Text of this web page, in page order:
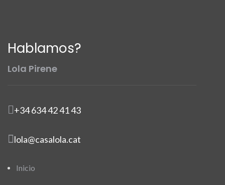
Hablamos?
Lola Pirene
+34 634 42 41 43
lola@casalola.cat
Inicio